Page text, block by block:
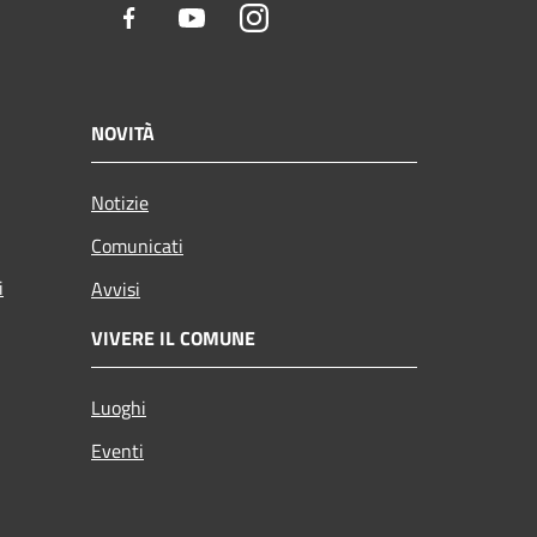
Facebook YoutubeInstagram
NOVITÀ
Notizie
Comunicati
Avvisi
VIVERE IL COMUNE
Luoghi
Eventi